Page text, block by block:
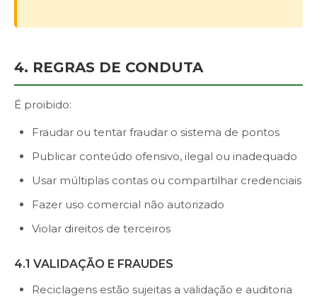
4. REGRAS DE CONDUTA
É proibido:
Fraudar ou tentar fraudar o sistema de pontos
Publicar conteúdo ofensivo, ilegal ou inadequado
Usar múltiplas contas ou compartilhar credenciais
Fazer uso comercial não autorizado
Violar direitos de terceiros
4.1 VALIDAÇÃO E FRAUDES
Reciclagens estão sujeitas a validação e auditoria